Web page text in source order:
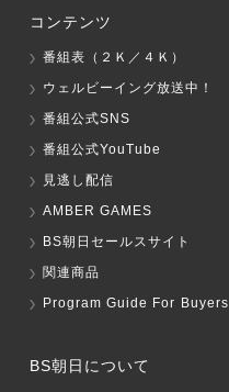
コンテンツ
番組表（２Ｋ／４Ｋ）
ウェルビーイング放送中！
番組公式SNS
番組公式YouTube
見逃し配信
AMBER GAMES
BS朝日セールスサイト
関連商品
Program Guide For Buyers
BS朝日について